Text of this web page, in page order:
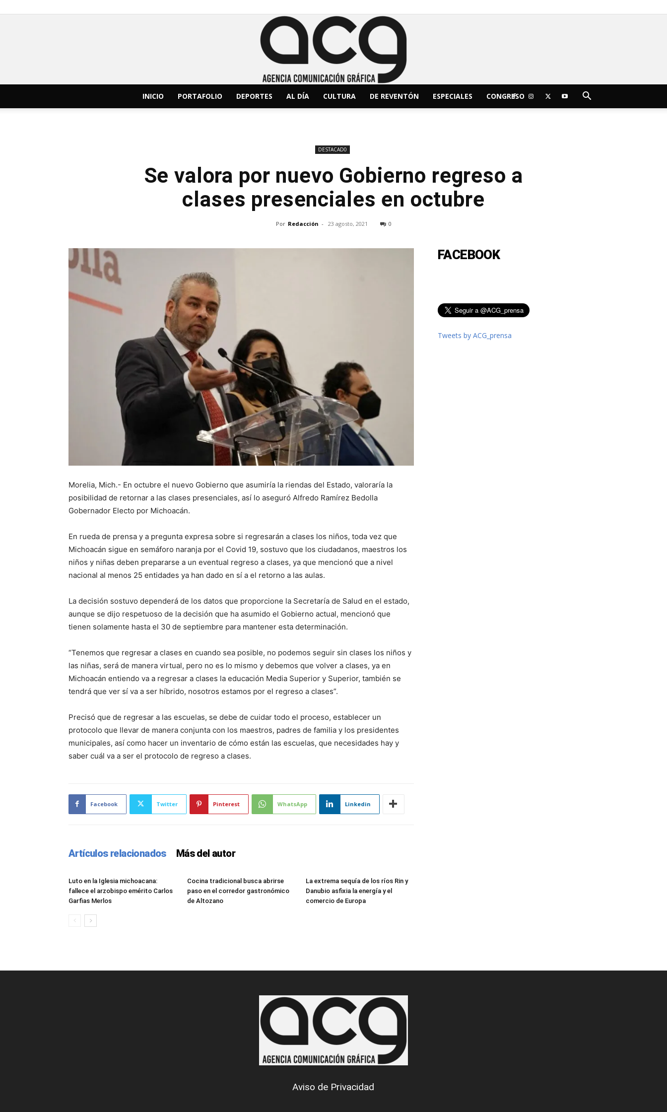
Noticias
INICIO PORTAFOLIO DEPORTES AL DÍA CULTURA DE REVENTÓN ESPECIALES CONGRESO
DESTACAD0
Se valora por nuevo Gobierno regreso a
clases presenciales en octubre
Por Redacción - 23 agosto, 2021 0
Morelia, Mich.- En octubre el nuevo Gobierno que asumiría la riendas del Estado, valoraría la
posibilidad de retornar a las clases presenciales, así lo aseguró Alfredo Ramírez Bedolla
Gobernador Electo por Michoacán.
En rueda de prensa y a pregunta expresa sobre si regresarán a clases los niños, toda vez que
Michoacán sigue en semáforo naranja por el Covid 19, sostuvo que los ciudadanos, maestros los
niños y niñas deben prepararse a un eventual regreso a clases, ya que mencionó que a nivel
nacional al menos 25 entidades ya han dado en sí a el retorno a las aulas.
La decisión sostuvo dependerá de los datos que proporcione la Secretaría de Salud en el estado,
aunque se dijo respetuoso de la decisión que ha asumido el Gobierno actual, mencionó que
tienen solamente hasta el 30 de septiembre para mantener esta determinación.
“Tenemos que regresar a clases en cuando sea posible, no podemos seguir sin clases los niños y
las niñas, será de manera virtual, pero no es lo mismo y debemos que volver a clases, ya en
Michoacán entiendo va a regresar a clases la educación Media Superior y Superior, también se
tendrá que ver sí va a ser híbrido, nosotros estamos por el regreso a clases”.
Precisó que de regresar a las escuelas, se debe de cuidar todo el proceso, establecer un
protocolo que llevar de manera conjunta con los maestros, padres de familia y los presidentes
municipales, así como hacer un inventario de cómo están las escuelas, que necesidades hay y
saber cuál va a ser el protocolo de regreso a clases.
Facebook Twitter Pinterest WhatsApp Linkedin
Artículos relacionados Más del autor
Luto en la Iglesia michoacana:
fallece el arzobispo emérito Carlos
Garfias Merlos
Cocina tradicional busca abrirse
paso en el corredor gastronómico
de Altozano
La extrema sequía de los ríos Rin y
Danubio asfixia la energía y el
comercio de Europa
FACEBOOK
Tweets by ACG_prensa
Aviso de Privacidad